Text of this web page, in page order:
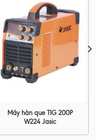
Máy hàn que TIG 200P
W224 Jasic